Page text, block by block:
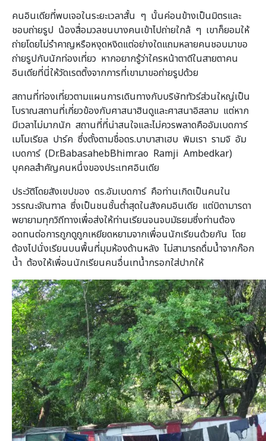
คนอินเดียที่พบเจอในระยะเวลาสั้น ๆ นั้นค่อนข้างเป็นมิตรและ
ชอบถ่ายรูป น้องสื่อมวลชนบางคนเข้าไปถ่ายใกล้ ๆ เขาก็ยอมให้
ถ่ายโดยไม่รำคาญหรือหงุดหงิดแต่อย่างใดแถมหลายคนชอบมาขอ
ถ่ายรูปกับนักท่องเที่ยว หากอยากรู้ว่าใครหน้าตาดีในสายตาคน
อินเดียที่นี่ให้วัดเรตติ้งจากการที่เขามาขอถ่ายรูปด้วย
สถานที่ท่องเที่ยวตามแผนการเดินทางกับบริษัททัวร์ส่วนใหญ่เป็น
โบราณสถานที่เกี่ยวข้องกับศาสนาฮินดูและศาสนาอิสลาม แต่หาก
มีเวลาไม่มากนัก สถานที่ที่น่าสนใจและไม่ควรพลาดคืออัมเบดการ์
เมโมเรียล ปาร์ค ซึ่งตั้งตามชื่อดร.บาบาสาเฮบ พิมเรา รามจิ อัม
เบดการ์ (Dr.BabasahebBhimrao Ramji Ambedkar)
บุคคลสำคัญคนหนึ่งของประเทศอินเดีย
ประวัติโดยสังเขปของ ดร.อัมเบดการ์ คือท่านเกิดเป็นคนใน
วรรณะจัณฑาล ซึ่งเป็นชนชั้นต่ำสุดในสังคมอินเดีย แต่บิดามารดา
พยายามทุกวิถีทางเพื่อส่งให้ท่านเรียนจนจบมัธยมซึ่งท่านต้อง
อดทนต่อการถูกดูถูกเหยียดหยามจากเพื่อนนักเรียนด้วยกัน โดย
ต้องไปนั่งเรียนบนพื้นที่มุมห้องด้านหลัง ไม่สามารถดื่มน้ำจากก๊อก
น้ำ ต้องให้เพื่อนนักเรียนคนอื่นเทน้ำกรอกใส่ปากให้